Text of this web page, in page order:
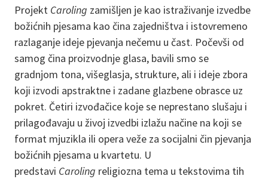
Projekt Caroling zamišljen je kao istraživanje izvedbe
božićnih pjesama kao čina zajedništva i istovremeno
razlaganje ideje pjevanja nečemu u čast. Počevši od
samog čina proizvodnje glasa, bavili smo se
gradnjom tona, višeglasja, strukture, ali i ideje zbora
koji izvodi apstraktne i zadane glazbene obrasce uz
pokret. Četiri izvođačice koje se neprestano slušaju i
prilagođavaju u živoj izvedbi izlažu načine na koji se
format mjuzikla ili opera veže za socijalni čin pjevanja
božićnih pjesama u kvartetu. U
predstavi Caroling religiozna tema u tekstovima tih